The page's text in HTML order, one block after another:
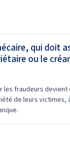
qui doit
ou le
fraudeurs devient
de leurs victimes,